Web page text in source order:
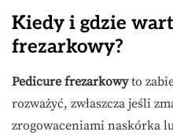
Kiedy i gdzie
frezarkowy?
Pedicure frezarkowyto
rozważyć, zwłaszcza jeśli
zrogowaceniami naskórka